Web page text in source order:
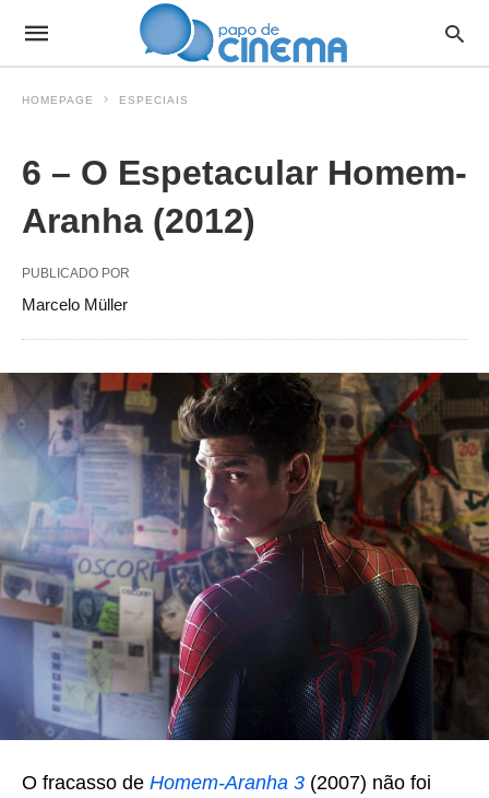
HOMEPAGE ESPECIAIS
6 – O Espetacular Homem-
Aranha (2012)
PUBLICADO POR
Marcelo Müller
O fracasso de Homem-Aranha 3 (2007) não foi